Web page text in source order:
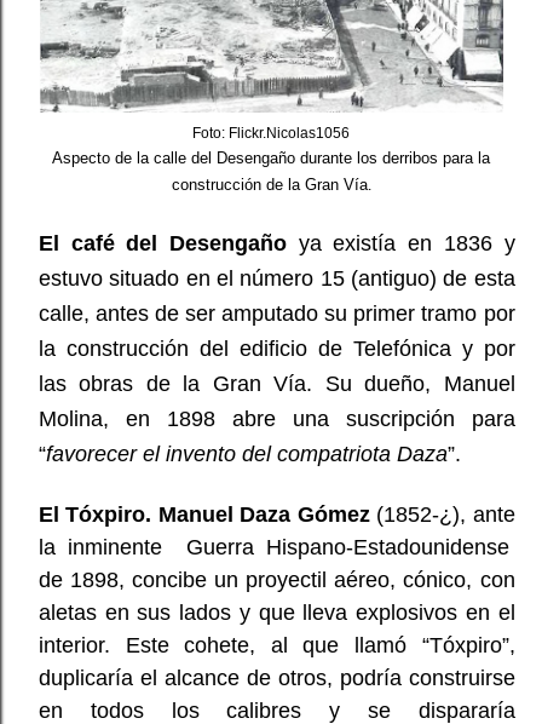
Foto: Flickr.Nicolas1056
Aspecto de la calle del Desengaño durante los derribos para la
construcción de la Gran Vía.
El café del Desengaño ya existía en 1836 y
estuvo situado en el número 15 (antiguo) de esta
calle, antes de ser amputado su primer tramo por
la construcción del edificio de Telefónica y por
las obras de la Gran Vía. Su dueño, Manuel
Molina, en 1898 abre una suscripción para
“favorecer el invento del compatriota Daza”.
El Tóxpiro. Manuel Daza Gómez (1852-¿), ante
la inminente Guerra Hispano-Estadounidense
de 1898, concibe un proyectil aéreo, cónico, con
aletas en sus lados y que lleva explosivos en el
interior. Este cohete, al que llamó “Tóxpiro”,
duplicaría el alcance de otros, podría construirse
en todos los calibres y se dispararía